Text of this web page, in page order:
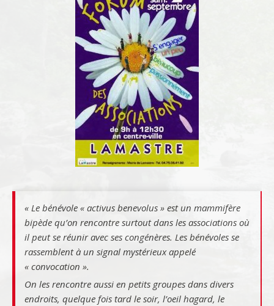
« Le bénévole « activus benevolus » est un mammifère
bipède qu’on rencontre surtout dans les associations où
il peut se réunir avec ses congénères. Les bénévoles se
rassemblent à un signal mystérieux appelé
« convocation ».
On les rencontre aussi en petits groupes dans divers
endroits, quelque fois tard le soir, l’oeil hagard, le